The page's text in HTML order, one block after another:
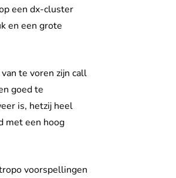
een dx-cluster
en een grote
te voren zijn call
goed te
is, hetzij heel
met een hoog
voorspellingen